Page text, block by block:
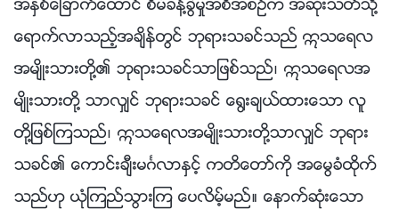
အႏွစ္ေျခာက္ေထာင္ စီမံခန္႔ခြဲမႈအစီအစဥ္က အဆုံးသတ္သို႔
ေရာက္လာသည့္အခ်ိန္တြင္ ဘုရားသခင္သည္ ဣသေရလ
အမ်ိဳးသားတို႔၏ ဘုရားသခင္သာျဖစ္သည္၊ ဣသေရလအ
မ်ိဳးသားတို႔ သာလွ်င္ ဘုရားသခင္ ေ႐ြးခ်ယ္ထားေသာ လူ
တို႔ျဖစ္ၾကသည္၊ ဣသေရလအမ်ိဳးသားတို႔သာလွ်င္ ဘုရား
သခင္၏ ေကာင္းခ်ီးမဂၤလာႏွင့္ ကတိေတာ္ကို အေမြခံထိုက္
သည္ဟု ယုံၾကည္သြားၾက ေပလိမ့္မည္။ ေနာက္ဆုံးေသာ